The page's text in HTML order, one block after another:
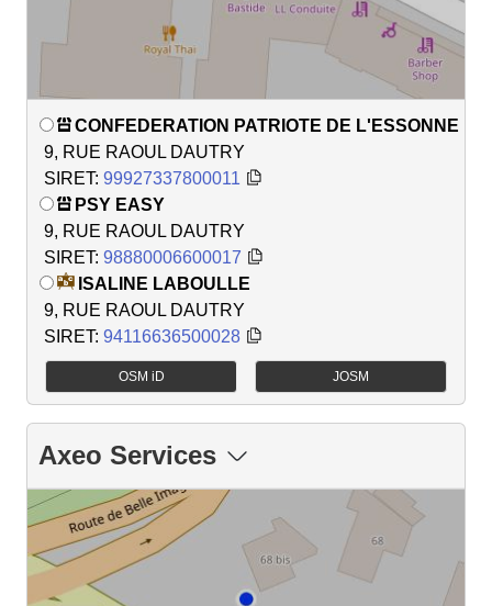
CONFEDERATION PATRIOTE DE L'ESSONNE
9, RUE RAOUL DAUTRY
SIRET: 99927337800011
PSY EASY
9, RUE RAOUL DAUTRY
SIRET: 98880006600017
ISALINE LABOULLE
9, RUE RAOUL DAUTRY
SIRET: 94116636500028
OSM iD JOSM
Axeo Services